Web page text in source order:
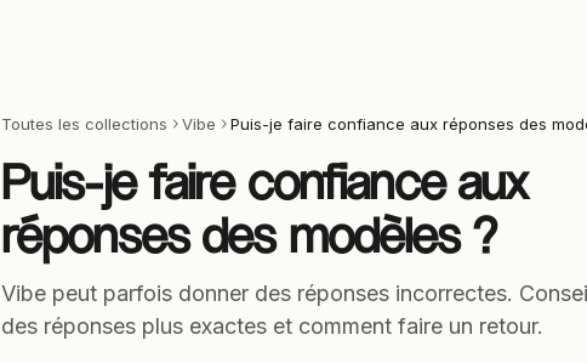
Toutes les collections Vibe
Puis-je faire confiance aux
réponses des modèles ?
Vibe peut parfois donner des réponses incorrectes.
des réponses plus exactes et comment faire un retour.